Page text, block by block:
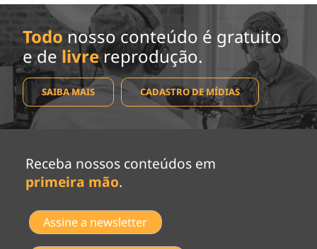
Todo nosso conteúdo é gratuito
e de livrereprodução.
SAIBA MAIS CADASTRO DE MÍDIAS
Receba nossos conteúdos em
primeira mão.
Assine a newsletter